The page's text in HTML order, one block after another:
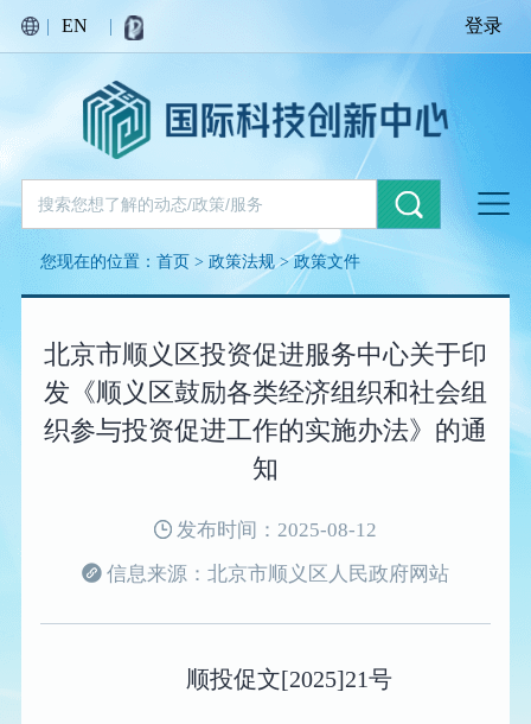
| EN | 登录
您现在的位置：首页 >政策法规>政策文件
北京市顺义区投资促进服务中心关于印
发《顺义区鼓励各类经济组织和社会组
织参与投资促进工作的实施办法》的通
知
发布时间：2025-08-12
信息来源：北京市顺义区人民政府网站
顺投促文[2025]21号